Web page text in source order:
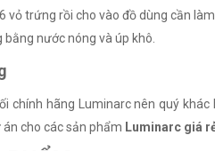
vỏ trứng rồi cho vào đồ dùng cần
nước nóng và úp khô.
chính hãng Luminarc nên quý
cho các sản phẩm Luminarc giá